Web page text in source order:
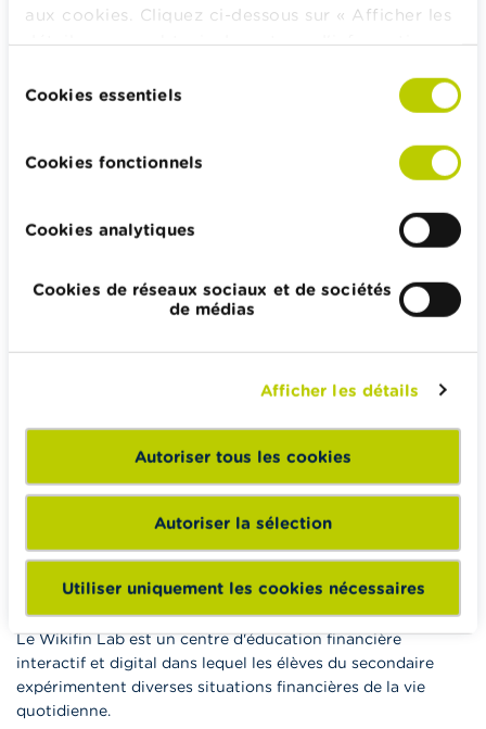
aux cookies. Cliquez ci-dessous sur « Afficher les
détails » pour obtenir davantage d'informations.
consultable dans son intégralité
duCookies essentiels
Cookies fonctionnels
Cookies analytiques
Cookies de réseaux sociaux et de sociétés
de médias
Afficher les détails
Autoriser tous les cookies
Autoriser la sélection
Utiliser uniquement les cookies nécessaires
Pension et préparation de la retraite
Impôts, emplois et revenus
met gratuitement à votre disposition une information
indépendante, fiable et pratique. Il est sans aucun lien avec
En savoir plus sur Wikifin
formations pour les aider à faire de l’éducation financière et
à la consommation responsable en classe.
Vers Wikifin School
Le Wikifin Lab est un centre d'éducation financière
interactif et digital dans lequel les élèves du secondaire
expérimentent diverses situations financières de la vie
quotidienne.